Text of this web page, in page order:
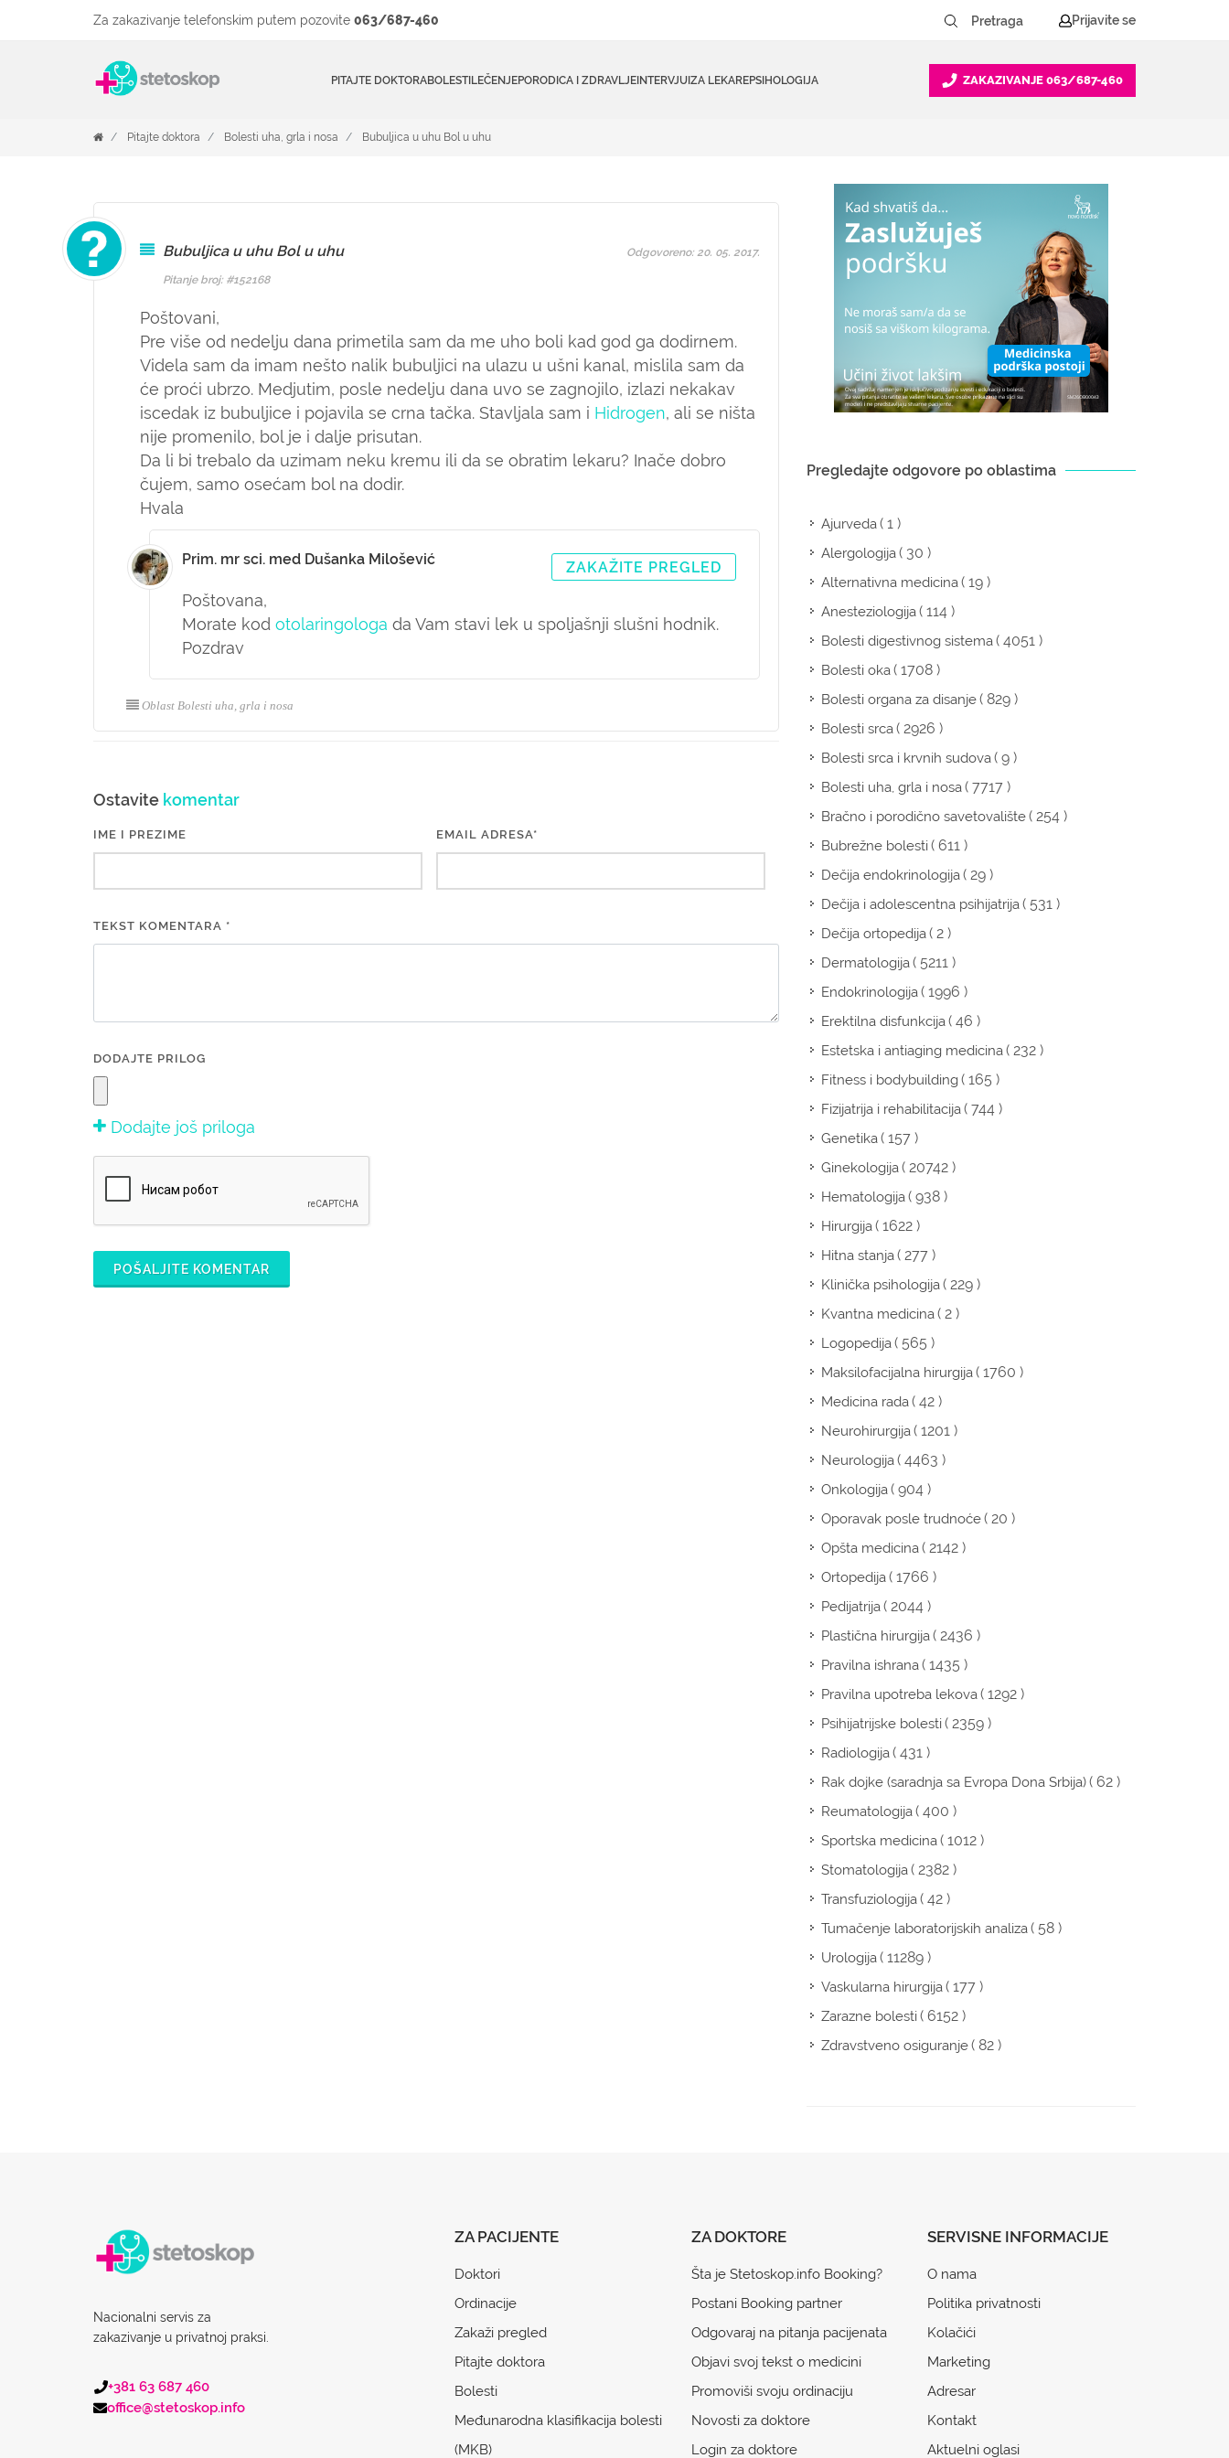
Za zakazivanje telefonskim putem pozovite 063/687-460 Prijavite se
PITAJTE DOKTORABOLESTILEČENJEPORODICA I ZDRAVLJEINTERVJUIZA LEKAREPSIHOLOGIJA ZAKAZIVANJE 063/687-460
Pitajte doktora Bolesti uha, grla i nosa Bubuljica u uhu Bol u uhu
Bubuljica u uhu Bol u uhu
Pitanje broj: #152168
Poštovani,
Pre više od nedelju dana primetila sam da me uho boli kad god ga dodirnem.
Videla sam da imam nešto nalik bubuljici na ulazu u ušni kanal, mislila sam da
će proći ubrzo. Medjutim, posle nedelju dana uvo se zagnojilo, izlazi nekakav
iscedak iz bubuljice i pojavila se crna tačka. Stavljala sam i Hidrogen, ali se ništa
nije promenilo, bol je i dalje prisutan.
Da li bi trebalo da uzimam neku kremu ili da se obratim lekaru? Inače dobro
čujem, samo osećam bol na dodir.
Hvala
Odgovoreno: 20. 05. 2017.
Prim. mr sci. med Dušanka Milošević ZAKAŽITE PREGLED
Poštovana,
Morate kod otolaringologa da Vam stavi lek u spoljašnji slušni hodnik.
Pozdrav
Oblast Bolesti uha, grla i nosa
Ostavite komentar
IME I PREZIME EMAIL ADRESA*
TEKST KOMENTARA *
DODAJTE PRILOG
Dodajte još priloga
POŠALJITE KOMENTAR
Pregledajte odgovore po oblastima
Ajurveda( 1 )
Alergologija( 30 )
Alternativna medicina( 19 )
Anesteziologija( 114 )
Bolesti digestivnog sistema( 4051 )
Bolesti oka( 1708 )
Bolesti organa za disanje( 829 )
Bolesti srca( 2926 )
Bolesti srca i krvnih sudova( 9 )
Bolesti uha, grla i nosa( 7717 )
Bračno i porodično savetovalište( 254 )
Bubrežne bolesti( 611 )
Dečija endokrinologija( 29 )
Dečija i adolescentna psihijatrija( 531 )
Dečija ortopedija( 2 )
Dermatologija( 5211 )
Endokrinologija( 1996 )
Erektilna disfunkcija( 46 )
Estetska i antiaging medicina( 232 )
Fitness i bodybuilding( 165 )
Fizijatrija i rehabilitacija( 744 )
Genetika( 157 )
Ginekologija( 20742 )
Hematologija( 938 )
Hirurgija( 1622 )
Hitna stanja( 277 )
Klinička psihologija( 229 )
Kvantna medicina( 2 )
Logopedija( 565 )
Maksilofacijalna hirurgija( 1760 )
Medicina rada( 42 )
Neurohirurgija( 1201 )
Neurologija( 4463 )
Onkologija( 904 )
Oporavak posle trudnoće( 20 )
Opšta medicina( 2142 )
Ortopedija( 1766 )
Pedijatrija( 2044 )
Plastična hirurgija( 2436 )
Pravilna ishrana( 1435 )
Pravilna upotreba lekova( 1292 )
Psihijatrijske bolesti( 2359 )
Radiologija( 431 )
Rak dojke (saradnja sa Evropa Dona Srbija)( 62 )
Reumatologija( 400 )
Sportska medicina( 1012 )
Stomatologija( 2382 )
Transfuziologija( 42 )
Tumačenje laboratorijskih analiza( 58 )
Urologija( 11289 )
Vaskularna hirurgija( 177 )
Zarazne bolesti( 6152 )
Zdravstveno osiguranje( 82 )
Nacionalni servis za
zakazivanje u privatnoj praksi.
+381 63 687 460
office@stetoskop.info
ZA PACIJENTE
Doktori
Ordinacije
Zakaži pregled
Pitajte doktora
Bolesti
Međunarodna klasifikacija bolesti
(MKB)
ZA DOKTORE
Šta je Stetoskop.info Booking?
Postani Booking partner
Odgovaraj na pitanja pacijenata
Objavi svoj tekst o medicini
Promoviši svoju ordinaciju
Novosti za doktore
Login za doktore
SERVISNE INFORMACIJE
O nama
Politika privatnosti
Kolačići
Marketing
Adresar
Kontakt
Aktuelni oglasi